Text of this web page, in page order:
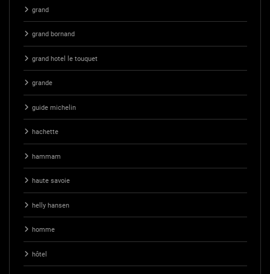
grand
grand bornand
grand hotel le touquet
grande
guide michelin
hachette
hammam
haute savoie
helly hansen
homme
hôtel